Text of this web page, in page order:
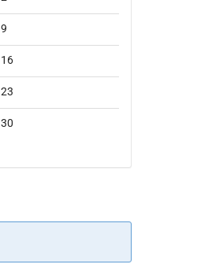
Veranstaltungen
9
Veranstaltungen
16Keine
Veranstaltungen
23
Veranstaltungen
30